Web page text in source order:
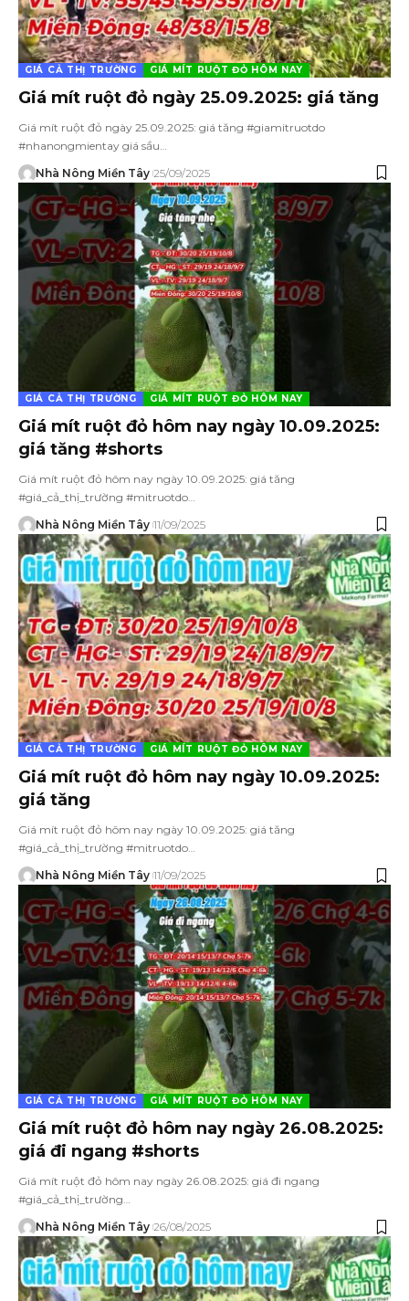
GIÁ CẢ THỊ TRƯỜNG GIÁ MÍT RUỘT ĐỎ HÔM NAY
Giá mít ruột đỏ ngày 25.09.2025: giá tăng
Giá mít ruột đỏ ngày 25.09.2025: giá tăng #giamitruotdo
#nhanongmientay giá sầu…
Nhà Nông Miền Tây 25/09/2025
GIÁ CẢ THỊ TRƯỜNG GIÁ MÍT RUỘT ĐỎ HÔM NAY
Giá mít ruột đỏ hôm nay ngày 10.09.2025:
giá tăng #shorts
Giá mít ruột đỏ hôm nay ngày 10.09.2025: giá tăng
#giá_cả_thị_trường #mitruotdo…
Nhà Nông Miền Tây 11/09/2025
GIÁ CẢ THỊ TRƯỜNG GIÁ MÍT RUỘT ĐỎ HÔM NAY
Giá mít ruột đỏ hôm nay ngày 10.09.2025:
giá tăng
Giá mít ruột đỏ hôm nay ngày 10.09.2025: giá tăng
#giá_cả_thị_trường #mitruotdo…
Nhà Nông Miền Tây 11/09/2025
GIÁ CẢ THỊ TRƯỜNG GIÁ MÍT RUỘT ĐỎ HÔM NAY
Giá mít ruột đỏ hôm nay ngày 26.08.2025:
giá đi ngang #shorts
Giá mít ruột đỏ hôm nay ngày 26.08.2025: giá đi ngang
#giá_cả_thị_trường…
Nhà Nông Miền Tây 26/08/2025